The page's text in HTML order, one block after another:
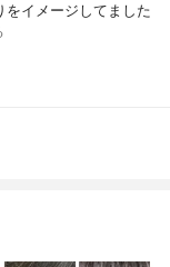
をイメージしてました